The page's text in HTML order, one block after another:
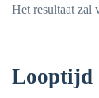
Het resultaat zal
Looptijd